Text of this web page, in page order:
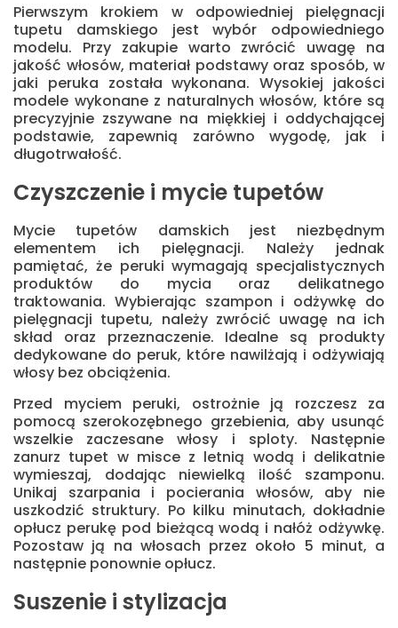
Pierwszym krokiem w odpowiedniej pielęgnacji
tupetu damskiego jest wybór odpowiedniego
modelu. Przy zakupie warto zwrócić uwagę na
jakość włosów, materiał podstawy oraz sposób, w
jaki peruka została wykonana. Wysokiej jakości
modele wykonane z naturalnych włosów, które są
precyzyjnie zszywane na miękkiej i oddychającej
podstawie, zapewnią zarówno wygodę, jak i
długotrwałość.
Czyszczenie i mycie tupetów
Mycie tupetów damskich jest niezbędnym
elementem ich pielęgnacji. Należy jednak
pamiętać, że peruki wymagają specjalistycznych
produktów do mycia oraz delikatnego
traktowania. Wybierając szampon i odżywkę do
pielęgnacji tupetu, należy zwrócić uwagę na ich
skład oraz przeznaczenie. Idealne są produkty
dedykowane do peruk, które nawilżają i odżywiają
włosy bez obciążenia.
Przed myciem peruki, ostrożnie ją rozczesz za
pomocą szerokozębnego grzebienia, aby usunąć
wszelkie zaczesane włosy i sploty. Następnie
zanurz tupet w misce z letnią wodą i delikatnie
wymieszaj, dodając niewielką ilość szamponu.
Unikaj szarpania i pocierania włosów, aby nie
uszkodzić struktury. Po kilku minutach, dokładnie
opłucz perukę pod bieżącą wodą i nałóż odżywkę.
Pozostaw ją na włosach przez około 5 minut, a
następnie ponownie opłucz.
Suszenie i stylizacja